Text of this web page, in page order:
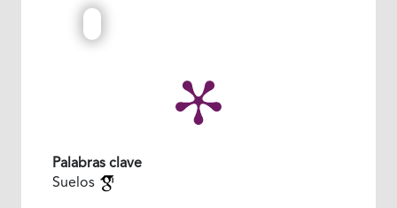
Palabras clave
Suelos